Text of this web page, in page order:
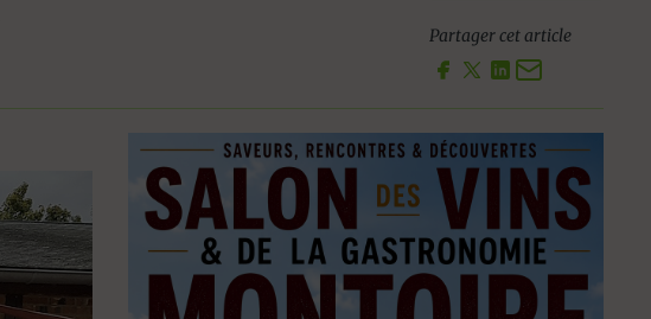
Partager cet article